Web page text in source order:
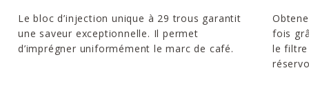
Le bloc d’injection unique à 29 trous garantit
une saveur exceptionnelle. Il permet
d’imprégner uniformément le marc de café.
fois
le